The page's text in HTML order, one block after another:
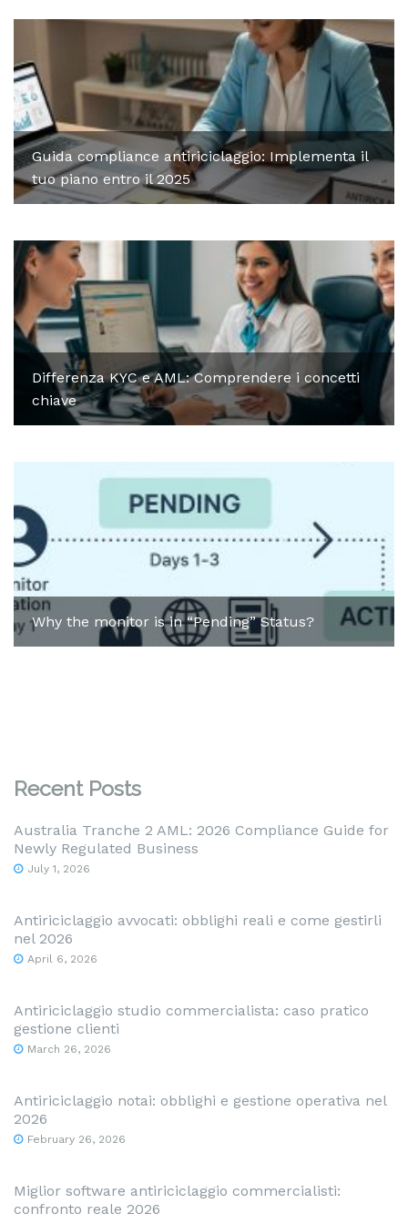
Guida compliance antiriciclaggio: Implementa il
tuo piano entro il 2025
Differenza KYC e AML: Comprendere i concetti
chiave
Why the monitor is in “Pending” Status?
Recent Posts
Australia Tranche 2 AML: 2026 Compliance Guide for
Newly Regulated Business
July 1, 2026
Antiriciclaggio avvocati: obblighi reali e come gestirli
nel 2026
April 6, 2026
Antiriciclaggio studio commercialista: caso pratico
gestione clienti
March 26, 2026
Antiriciclaggio notai: obblighi e gestione operativa nel
2026
February 26, 2026
Miglior software antiriciclaggio commercialisti:
confronto reale 2026